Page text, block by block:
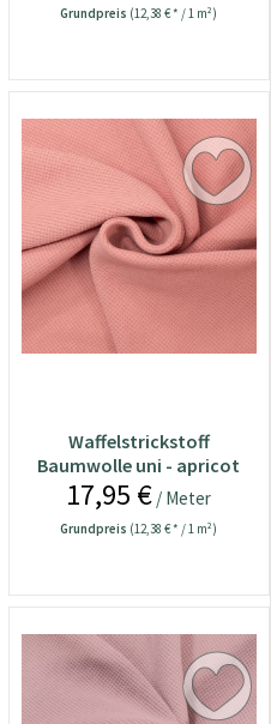
Grundpreis (12,38 € * / 1 m²)
Waffelstrickstoff
Baumwolle uni - apricot
17,95 € / Meter
Grundpreis (12,38 € * / 1 m²)